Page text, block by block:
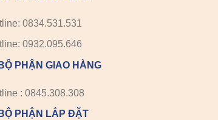
0834.531.531
0932.095.646
PHẬN GIAO HÀNG
: 0845.308.308
PHẬN LẮP ĐẶT